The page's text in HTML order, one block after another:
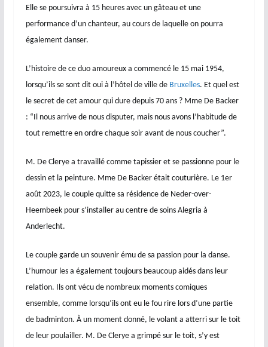
Elle se poursuivra à 15 heures avec un gâteau et une
performance d’un chanteur, au cours de laquelle on pourra
également danser.
L’histoire de ce duo amoureux a commencé le 15 mai 1954,
lorsqu’ils se sont dit oui à l’hôtel de ville de Bruxelles. Et quel est
le secret de cet amour qui dure depuis 70 ans ? Mme De Backer
: “Il nous arrive de nous disputer, mais nous avons l’habitude de
tout remettre en ordre chaque soir avant de nous coucher”.
M. De Clerye a travaillé comme tapissier et se passionne pour le
dessin et la peinture. Mme De Backer était couturière. Le 1er
août 2023, le couple quitte sa résidence de Neder-over-
Heembeek pour s’installer au centre de soins Alegria à
Anderlecht.
Le couple garde un souvenir ému de sa passion pour la danse.
L’humour les a également toujours beaucoup aidés dans leur
relation. Ils ont vécu de nombreux moments comiques
ensemble, comme lorsqu’ils ont eu le fou rire lors d’une partie
de badminton. À un moment donné, le volant a atterri sur le toit
de leur poulailler. M. De Clerye a grimpé sur le toit, s’y est